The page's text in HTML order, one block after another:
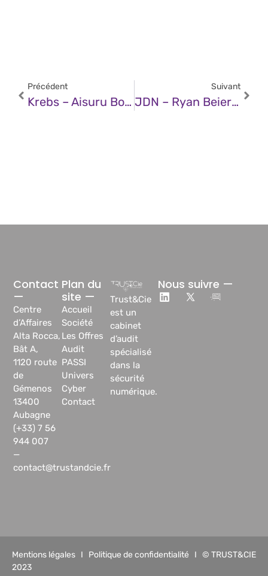
Précédent
Krebs – Aisuru Botnet Shifts From DDoS To Residential Proxies
Suivant
JDN – Ryan Beiermeister (OpenAI) : « Les Deux Nouveaux Modèles D’OpenAI Permettent De Modérer Du Contenu Et De Classifier Les Risques »
Trust&Cie
est un
cabinet
d’audit
spécialisé
dans la
sécurité
numérique.
Plan du
site —
Accueil
Société
Les Offres
Audit
PASSI
Univers
Cyber
Contact
Contact
—
Centre
d’Affaires
Alta Rocca,
Bât A,
1120 route
de
Gémenos
13400
Aubagne
(+33) 7 56
944 007
—
contact@trustandcie.fr
Nous suivre —
Mentions légales I Politique de confidentialité I © TRUST&CIE
2023